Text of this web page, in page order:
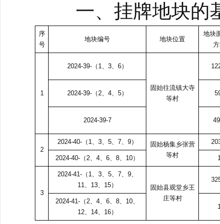
一、挂牌地块的
序
号
地块编号 地块位置
地块
1
2024-39-（1、3、6）
固始往流镇大寺
等村
2024-39-（2、4、5）
2024-39-7
2
2024-40-（1、3、5、7、9）
固始杨集乡张营
等村
2024-40-（2、4、6、8、10）
3
2024-41-（1、3、5、7、9、
11、13、15）
固始县观堂乡王
庄等村
2024-41-（2、4、6、8、10、
12、14、16）